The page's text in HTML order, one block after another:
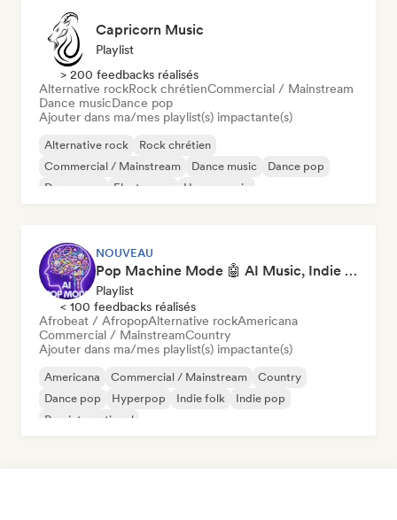
Capricorn Music
Playlist
> 200 feedbacks réalisés
Alternative rockRock chrétienCommercial / Mainstream
Dance musicDance pop
Ajouter dans ma/mes playlist(s) impactante(s)
Alternative rock
Rock chrétien
Commercial / Mainstream
Dance music
Dance pop
Dream pop
Electropop House music
NOUVEAU
Pop Machine Mode 🤖 AI Music, Indie Pop & Dream Pop
Playlist
< 100 feedbacks réalisés
Afrobeat / AfropopAlternative rockAmericana
Commercial / MainstreamCountry
Ajouter dans ma/mes playlist(s) impactante(s)
Americana Commercial / Mainstream
Country
Dance pop
Hyperpop Indie folk
Indie pop
Pop international